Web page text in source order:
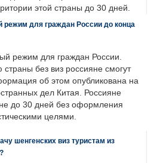
этой страны до 30 дней.
режим для граждан России до конца
режим для граждан России.
без виз россияне смогут
об этом опубликована на
дел Китая. Россияне
до 30 дней без оформления
целями.
шенгенских виз туристам из